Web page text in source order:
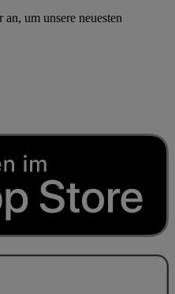
um unsere neuesten